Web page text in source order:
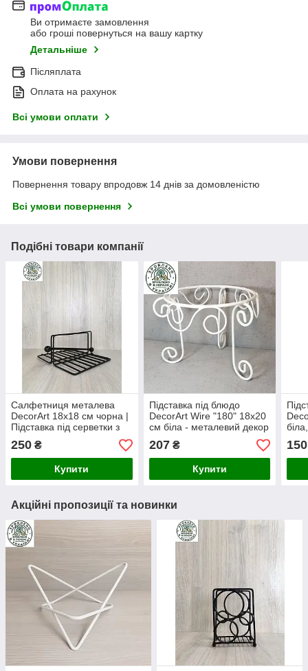
Ви отримаєте замовлення
або гроші повернуться на вашу картку
Детальніше
Післяплата
Оплата на рахунок
Всі умови оплати
Умови повернення
Повернення товару впродовж 14 днів за домовленістю
Всі умови повернення
Подібні товари компанії
Салфетниця металева
DecorArt 18х18 см чорна |
Підставка під серветки з
металу | Аксесуар для
сервірування
250 ₴
Купити
Підставка під блюдо
DecorArt Wire "180" 18x20
см біла - металевий декор
для столу
207₴
Купити
для
150
Акційні пропозиції та новинки